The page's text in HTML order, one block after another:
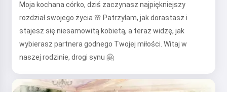
Moja kochana córko, dziś zaczynasz najpiękniejszy
rozdział swojego życia 🌸 Patrzyłam, jak dorastasz i
stajesz się niesamowitą kobietą, a teraz widzę, jak
wybierasz partnera godnego Twojej miłości. Witaj w
naszej rodzinie, drogi synu 🤗